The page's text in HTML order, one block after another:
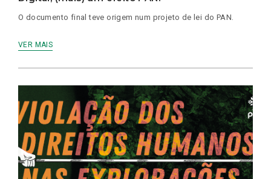
O documento final teve origem num projeto de lei do PAN.
VER MAIS